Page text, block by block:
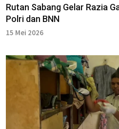
Rutan Sabang Gelar Razia
Polri dan BNN
15 Mei 2026